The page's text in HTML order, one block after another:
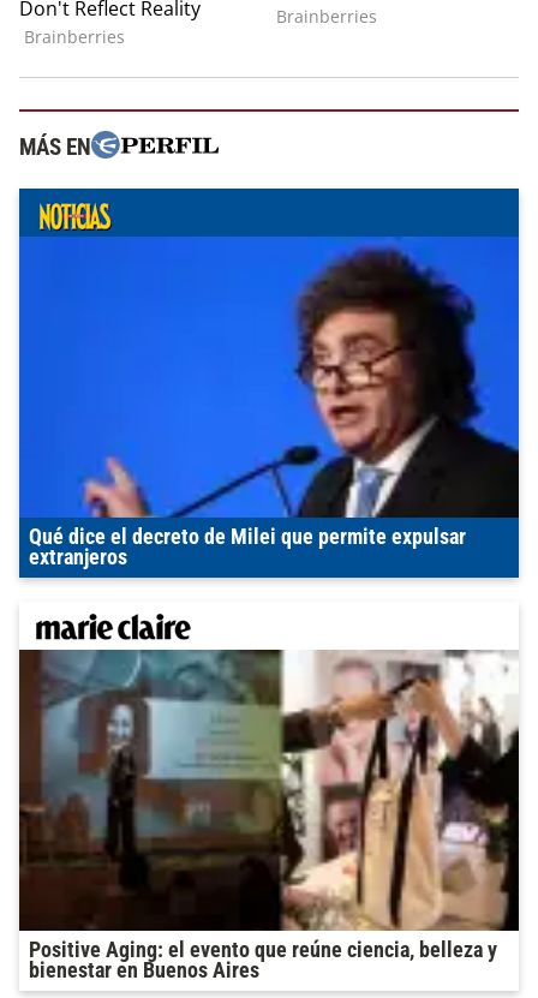
MÁS EN
Qué dice el decreto de Milei que permite expulsar
extranjeros
Positive Aging: el evento que reúne ciencia, belleza y
bienestar en Buenos Aires